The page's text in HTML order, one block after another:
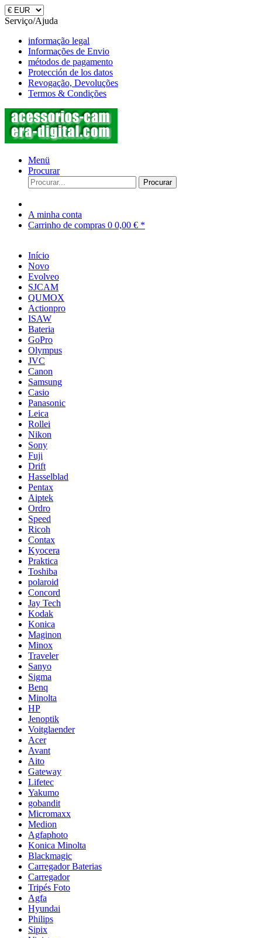
Serviço/Ajuda
informação legal
Informações de Envio
métodos de pagamento
Protección de los datos
Revogação, Devoluções
Termos & Condições
Menü
Procurar
Procurar
A minha conta
Carrinho de compras 0 0,00 € *
Início
Novo
Evolveo
SJCAM
QUMOX
Actionpro
ISAW
Bateria
GoPro
Olympus
JVC
Canon
Samsung
Casio
Panasonic
Leica
Rollei
Nikon
Sony
Fuji
Drift
Hasselblad
Pentax
Aiptek
Ordro
Speed
Ricoh
Contax
Kyocera
Praktica
Toshiba
polaroid
Concord
Jay Tech
Kodak
Konica
Maginon
Minox
Traveler
Sanyo
Sigma
Benq
Minolta
HP
Jenoptik
Voitglaender
Acer
Avant
Aito
Gateway
Lifetec
Yakumo
gobandit
Micromaxx
Medion
Agfaphoto
Konica Minolta
Blackmagic
Carregador Baterias
Carregador
Tripés Foto
Agfa
Hyundai
Philips
Sipix